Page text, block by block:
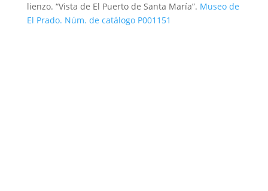
lienzo. “Vista de El Puerto de Santa María”. Museo de
El Prado. Núm. de catálogo P001151